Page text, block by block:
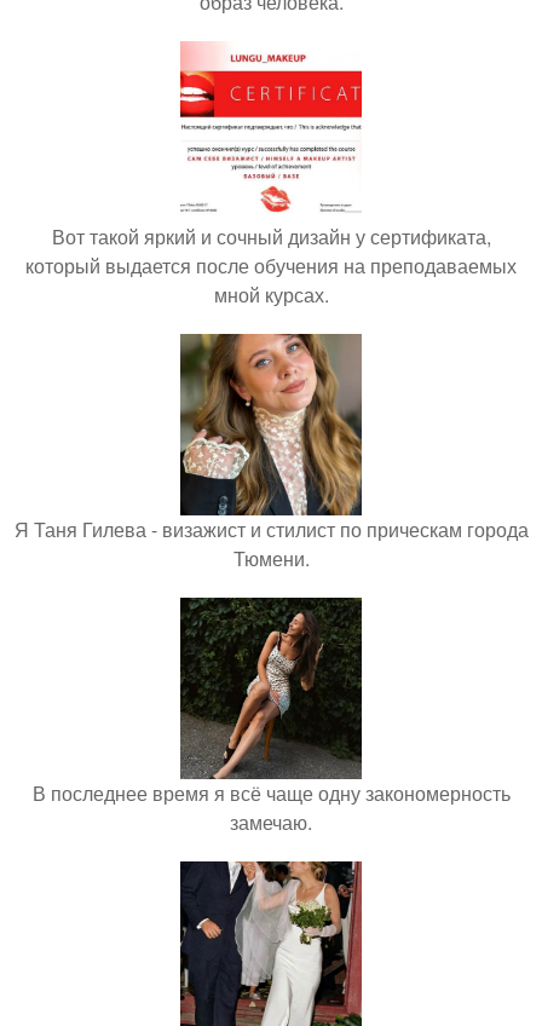
Вот такой яркий и сочный дизайн у сертификата,
который выдается после обучения на преподаваемых
мной курсах.
Я Таня Гилева - визажист и стилист по прическам города
Тюмени.
В последнее время я всё чаще одну закономерность
замечаю.